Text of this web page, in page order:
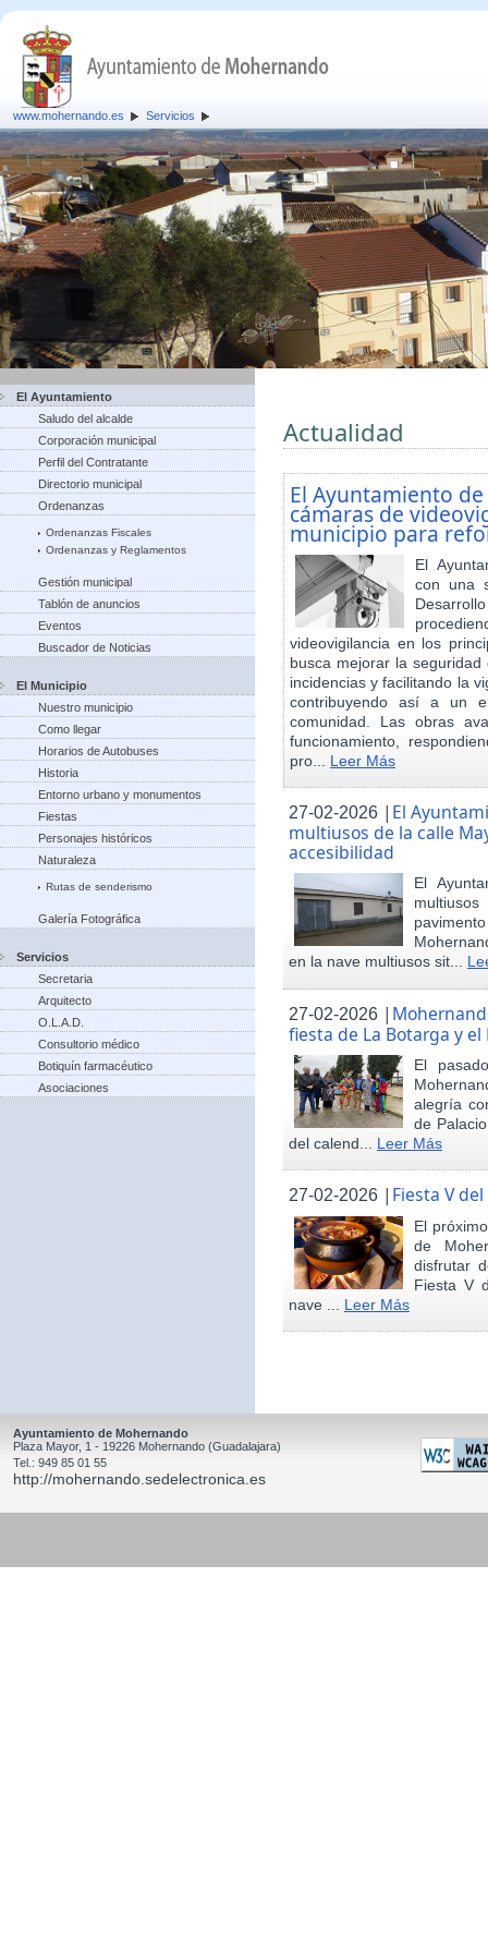
www.mohernando.es Servicios
El Ayuntamiento
Saludo del alcalde
Corporación municipal
Perfil del Contratante
Directorio municipal
Ordenanzas
Ordenanzas Fiscales
Ordenanzas y Reglamentos
Gestión municipal
Tablón de anuncios
Eventos
Buscador de Noticias
El Municipio
Nuestro municipio
Como llegar
Horarios de Autobuses
Historia
Entorno urbano y monumentos
Fiestas
Personajes históricos
Naturaleza
Rutas de senderismo
Galería Fotográfica
Servicios
Secretaria
Arquitecto
O.L.A.D.
Consultorio médico
Botiquín farmacéutico
Asociaciones
Actualidad
El Ayuntamiento
cámaras de
municipio para
El
con una
videovigilancia en los
busca mejorar la
incidencias y facilitando la
contribuyendo así a un
comunidad. Las obras
funcionamiento,
pro... Leer Más
27-02-2026 | El
multiusos de la calle
accesibilidad
El
en la nave multiusos sit...
27-02-2026 |
fiesta de La Botarga y
El
alegría
de
del calend... Leer Más
27-02-2026 | Fiesta V
El
de
disfrutar
Fiesta V
nave ... Leer Más
Ayuntamiento de Mohernando
Plaza Mayor, 1 - 19226 Mohernando (Guadalajara)
Tel.: 949 85 01 55
http://mohernando.sedelectronica.es